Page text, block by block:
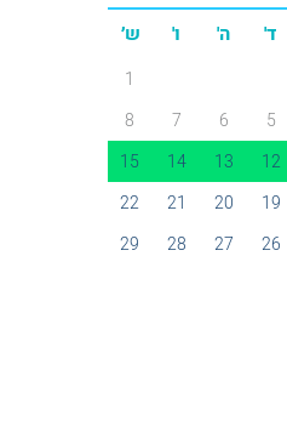
ד' ה' ו' ש׳
1
5
6
7
8
12
13
14
15
19
20
21
22
26
27
28
29